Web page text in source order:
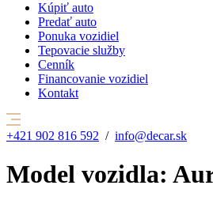
Kúpiť auto
Predať auto
Ponuka vozidiel
Tepovacie služby
Cenník
Financovanie vozidiel
Kontakt
+421 902 816 592 / info@decar.sk
Model vozidla: